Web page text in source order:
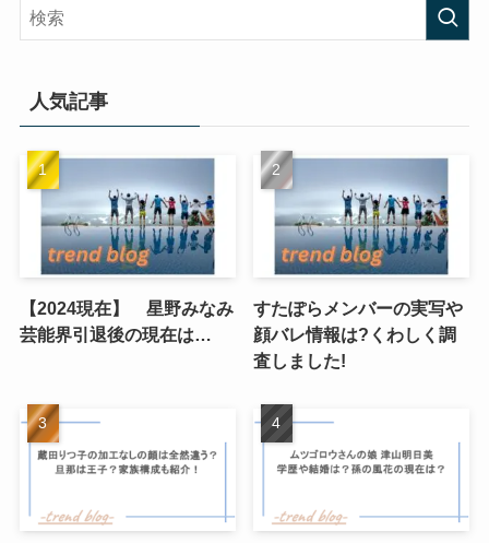
人気記事
【2024現在】 星野みなみ
芸能界引退後の現在は…
すたぽらメンバーの実写や
顔バレ情報は?くわしく調
査しました!